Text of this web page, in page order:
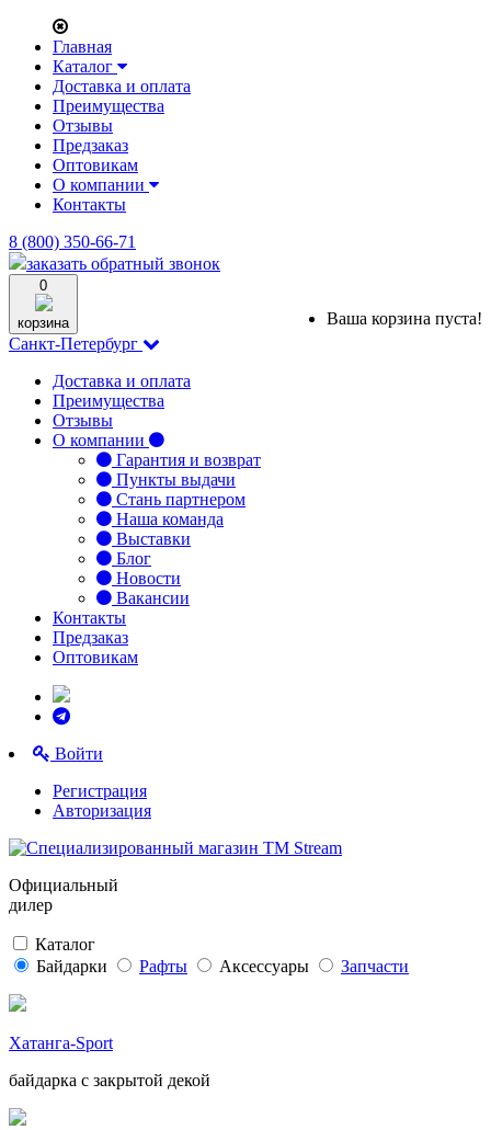
Главная
Каталог
Доставка и оплата
Преимущества
Отзывы
Предзаказ
Оптовикам
О компании
Контакты
8 (800) 350-66-71
заказать обратный звонок
0
корзина
Ваша корзина пуста!
Санкт-Петербург
Доставка и оплата
Преимущества
Отзывы
О компании
Гарантия и возврат
Пункты выдачи
Стань партнером
Наша команда
Выставки
Блог
Новости
Вакансии
Контакты
Предзаказ
Оптовикам
Войти
Регистрация
Авторизация
Официальный
дилер
Каталог
Байдарки
Рафты Аксессуары Запчасти
Хатанга-Sport
байдарка с закрытой декой